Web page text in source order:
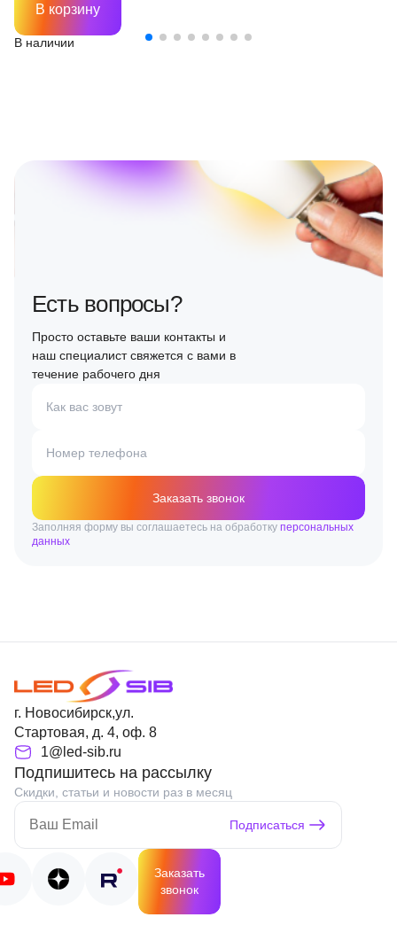
В наличии
В корзину
Есть вопросы?
Просто оставьте ваши контакты и
наш специалист свяжется с вами в
течение рабочего дня
Как вас зовут
Номер телефона
Заказать звонок
Заполняя форму вы соглашаетесь на обработку персональных
данных
г. Новосибирск,ул.
Стартовая, д. 4, оф. 8
1@led-sib.ru
Подпишитесь на рассылку
Скидки, статьи и новости раз в месяц
Подписаться
Заказать
звонок